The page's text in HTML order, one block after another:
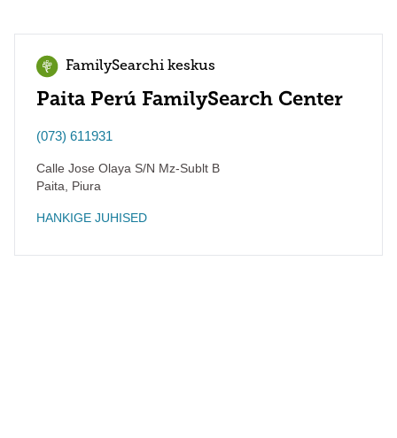
FamilySearchi keskus
Paita Perú FamilySearch Center
(073) 611931
Calle Jose Olaya S/N Mz-Sublt B
Paita
Piura
HANKIGE JUHISED